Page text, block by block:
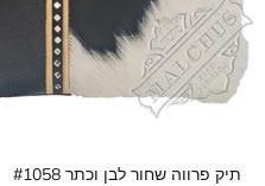
תיק פרווה שחור לבן וכתר #1058